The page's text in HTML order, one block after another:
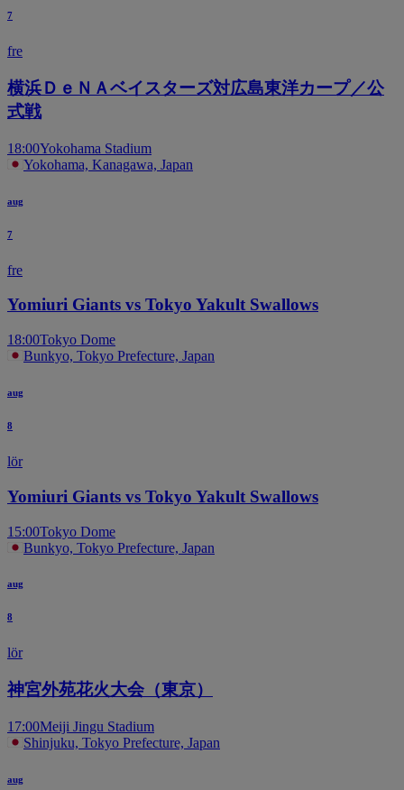
7
fre
横浜ＤｅＮＡベイスターズ対広島東洋カープ／公
式戦
18:00Yokohama Stadium
Yokohama, Kanagawa, Japan
aug
7
fre
Yomiuri Giants vs Tokyo Yakult Swallows
18:00Tokyo Dome
Bunkyo, Tokyo Prefecture, Japan
aug
8
lör
Yomiuri Giants vs Tokyo Yakult Swallows
15:00Tokyo Dome
Bunkyo, Tokyo Prefecture, Japan
aug
8
lör
神宮外苑花火大会（東京）
17:00Meiji Jingu Stadium
Shinjuku, Tokyo Prefecture, Japan
aug